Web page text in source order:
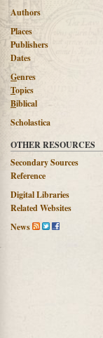
Authors
Places
Publishers
Dates
Genres
Topics
Biblical
Scholastica
OTHER RESOURCES
Secondary Sources
Reference
Digital Libraries
Related Websites
News